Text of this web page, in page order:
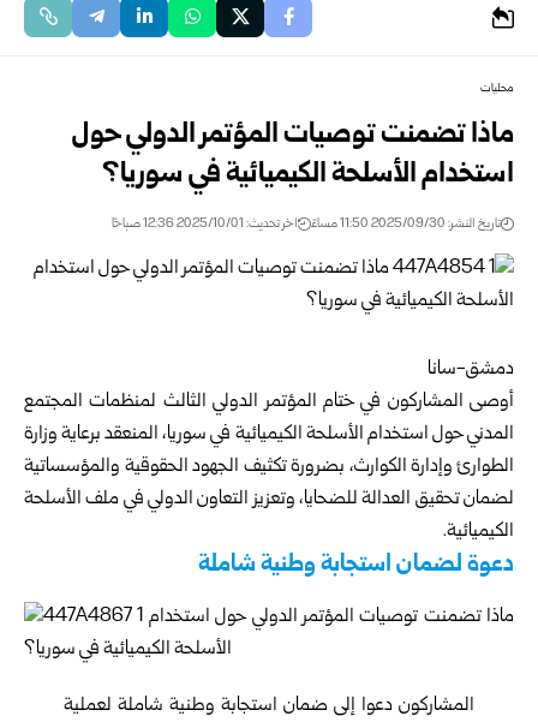
محليات
ماذا تضمنت توصيات المؤتمر الدولي حول
استخدام الأسلحة الكيميائية في سوريا؟
تاريخ النشر: 2025/09/30 11:50 مساءً اخر تحديث: 2025/10/01 12:36 صباحًا
دمشق-سانا
أوصى المشاركون في ختام المؤتمر الدولي الثالث لمنظمات المجتمع
المدني حول استخدام الأسلحة الكيميائية في سوريا، المنعقد برعاية وزارة
الطوارئ وإدارة الكوارث، بضرورة تكثيف الجهود الحقوقية والمؤسساتية
لضمان تحقيق العدالة للضحايا، وتعزيز التعاون الدولي في ملف الأسلحة
الكيميائية.
دعوة لضمان استجابة وطنية شاملة
المشاركون دعوا إلى ضمان استجابة وطنية شاملة لعملية